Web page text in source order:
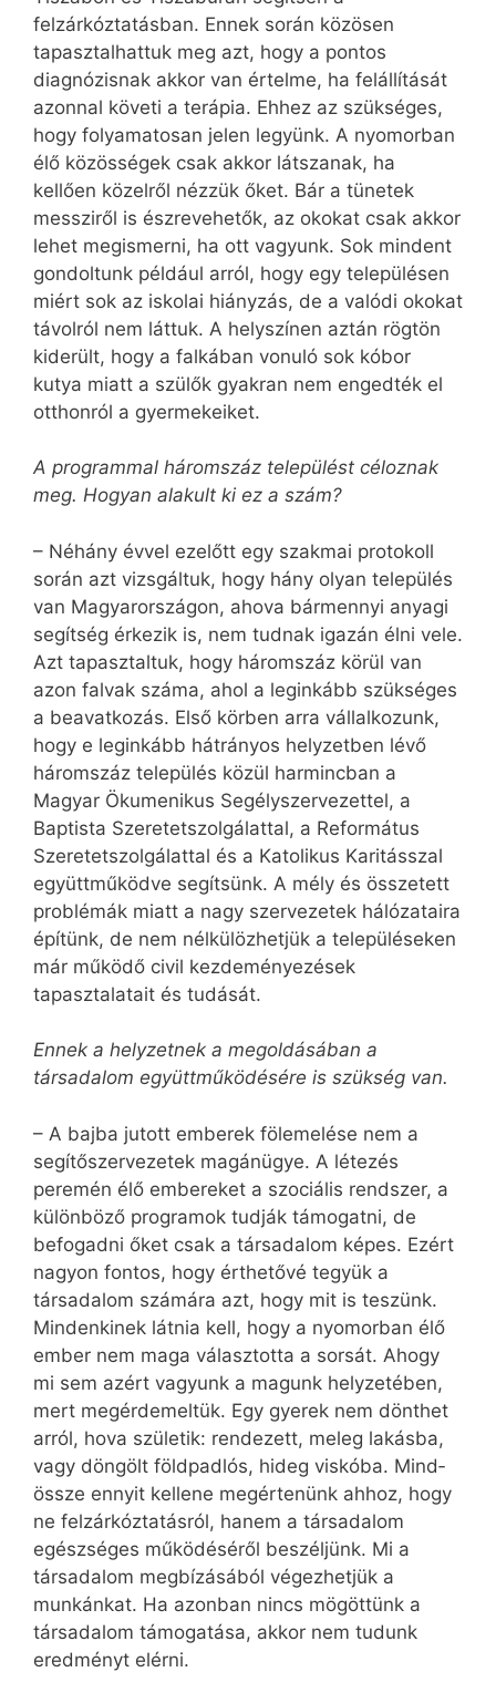
felzárkóztatásban. Ennek során közösen
tapasztalhattuk meg azt, hogy a pontos
diagnózisnak akkor van értelme, ha felállítását
azonnal követi a terápia. Ehhez az szükséges,
hogy folyamatosan jelen legyünk. A nyomorban
élő közösségek csak akkor látszanak, ha
kellően közelről nézzük őket. Bár a tünetek
messziről is észrevehetők, az okokat csak akkor
lehet megismerni, ha ott vagyunk. Sok mindent
gondoltunk például arról, hogy egy településen
miért sok az iskolai hiányzás, de a valódi okokat
távolról nem láttuk. A helyszínen aztán rögtön
kiderült, hogy a falkában vonuló sok kóbor
kutya miatt a szülők gyakran nem engedték el
otthonról a gyermekeiket.
A programmal háromszáz települést céloznak
meg. Hogyan alakult ki ez a szám?
– Néhány évvel ezelőtt egy szakmai protokoll
során azt vizsgáltuk, hogy hány olyan település
van Magyarországon, ahova bármennyi anyagi
segítség érkezik is, nem tudnak igazán élni vele.
Azt tapasztaltuk, hogy háromszáz körül van
azon falvak száma, ahol a leginkább szükséges
a beavatkozás. Első körben arra vállalkozunk,
hogy e leginkább hátrányos helyzetben lévő
háromszáz település közül harmincban a
Magyar Ökumenikus Segélyszervezettel, a
Baptista Szeretetszolgálattal, a Református
Szeretetszolgálattal és a Katolikus Karitásszal
együttműködve segítsünk. A mély és összetett
problémák miatt a nagy szervezetek hálózataira
építünk, de nem nélkülözhetjük a településeken
már működő civil kezdeményezések
tapasztalatait és tudását.
Ennek a helyzetnek a megoldásában a
társadalom együttműködésére is szükség van.
– A bajba jutott emberek fölemelése nem a
segítőszervezetek magánügye. A létezés
peremén élő embereket a szociális rendszer, a
különböző programok tudják támogatni, de
befogadni őket csak a társadalom képes. Ezért
nagyon fontos, hogy érthetővé tegyük a
társadalom számára azt, hogy mit is teszünk.
Mindenkinek látnia kell, hogy a nyomorban élő
ember nem maga választotta a sorsát. Ahogy
mi sem azért vagyunk a magunk helyzetében,
mert megérdemeltük. Egy gyerek nem dönthet
arról, hova születik: rendezett, meleg lakásba,
vagy döngölt földpadlós, hideg viskóba. Mind­
össze ennyit kellene megértenünk ahhoz, hogy
ne felzárkóztatásról, hanem a társadalom
egészséges működéséről beszéljünk. Mi a
társadalom megbízásából végezhetjük a
munkánkat. Ha azonban nincs mögöttünk a
társadalom támogatása, akkor nem tudunk
eredményt elérni.